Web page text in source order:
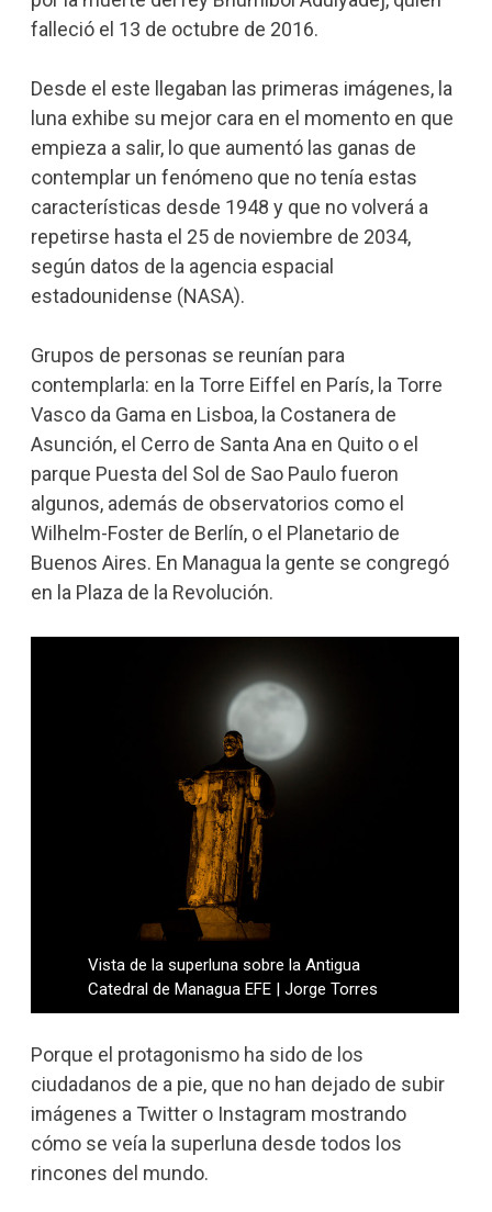
falleció el 13 de octubre de 2016.
Desde el este llegaban las primeras imágenes, la
luna exhibe su mejor cara en el momento en que
empieza a salir, lo que aumentó las ganas de
contemplar un fenómeno que no tenía estas
características desde 1948 y que no volverá a
repetirse hasta el 25 de noviembre de 2034,
según datos de la agencia espacial
estadounidense (NASA).
Grupos de personas se reunían para
contemplarla: en la Torre Eiffel en París, la Torre
Vasco da Gama en Lisboa, la Costanera de
Asunción, el Cerro de Santa Ana en Quito o el
parque Puesta del Sol de Sao Paulo fueron
algunos, además de observatorios como el
Wilhelm-Foster de Berlín, o el Planetario de
Buenos Aires. En Managua la gente se congregó
en la Plaza de la Revolución.
Vista de la superluna sobre la Antigua
Catedral de Managua EFE | Jorge Torres
Porque el protagonismo ha sido de los
ciudadanos de a pie, que no han dejado de subir
imágenes a Twitter o Instagram mostrando
cómo se veía la superluna desde todos los
rincones del mundo.